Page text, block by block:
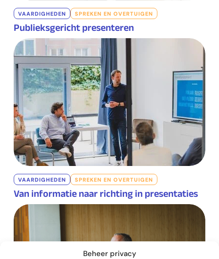
Beheer privacy
VAARDIGHEDEN SPREKEN EN OVERTUIGEN
Publieksgericht presenteren
VAARDIGHEDEN SPREKEN EN OVERTUIGEN
Van informatie naar richting in presentaties